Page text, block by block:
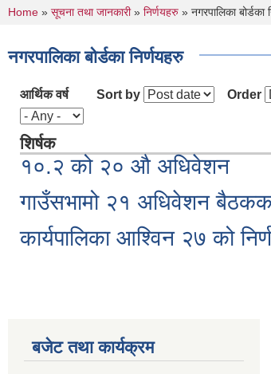
You are here
Home » सूचना तथा जानकारी» निर्णयहरु » नगरपालिका बोर्डका
नगरपालिका बोर्डका निर्णयहरु
आर्थिक वर्ष Sort by Order
शिर्षक
१०.२ को २० औ अधिवेशन
गाउँसभामो २१ अधिवेशन
कार्यपालिका आश्विन २७ को
बजेट तथा कार्यक्रम